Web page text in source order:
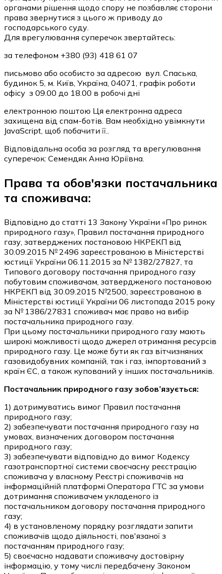
органами рішення щодо спору не позбавляє сторони
права звернутися з цього ж приводу до
господарського суду.
Для врегулювання суперечок звертайтесь:
за телефоном +380 (93) 418 61 07
письмово або особисто за адресою вул. Спаська,
будинок 5, м. Київ, Україна, 04071, графік роботи
офісу з 09.00 до 18.00 в робочі дні
електронною поштою Ця електронна адреса
захищена від спам-ботів. Вам необхідно увімкнути
JavaScript, щоб побачити її..
Відповідальна особа за розгляд та врегулювання
суперечок: Семендяк Анна Юріївна.
Права та обов'язки постачальника
та споживача:
Відповідно до статті 13 Закону України «Про ринок
природного газу», Правил постачання природного
газу, затверджених постановою НКРЕКП від
30.09.2015 № 2496 зареєстрованою в Міністерстві
юстиції України 06.11.2015 за № 1382/27827, та
Типового договору постачання природного газу
побутовим споживачам, затвердженого постановою
НКРЕКП від 30.09.2015 №2500, зареєстрованою в
Міністерстві юстиції України 06 листопада 2015 року
за № 1386/27831 споживач має право на вибір
постачальника природного газу.
При цьому постачальники природного газу мають
широкі можливості щодо джерел отримання ресурсів
природного газу. Це може бути як газ вітчизняних
газовидобувних компаній, так і газ, імпортований з
країн ЄС, а також купований у інших постачальників.
Постачальник природного газу зобов’язується:
1) дотримуватись вимог Правил постачання
природного газу;
2) забезпечувати постачання природного газу на
умовах, визначених договором постачання
природного газу;
3) забезпечувати відповідно до вимог Кодексу
газотранспортної системи своєчасну реєстрацію
споживача у власному Реєстрі споживачів на
інформаційній платформі Оператора ГТС за умови
дотримання споживачем укладеного із
постачальником договору постачання природного
газу;
4) в установленому порядку розглядати запити
споживачів щодо діяльності, пов'язаної з
постачанням природного газу;
5) своєчасно надавати споживачу достовірну
інформацію, у тому числі передбачену Законом